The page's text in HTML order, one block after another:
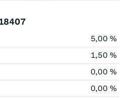
5,00 %
1,50 %
0,00 %
0,00 %